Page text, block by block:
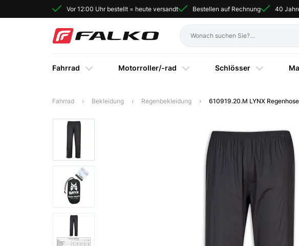
Vor 12:00 Uhr bestellt = heute versandt Bestellen auf Rechnung 40
Fahrrad Motorroller/-rad Schlösser
Fahrrad Bekleidung Regenbekleidung 610919.20.M LYNX